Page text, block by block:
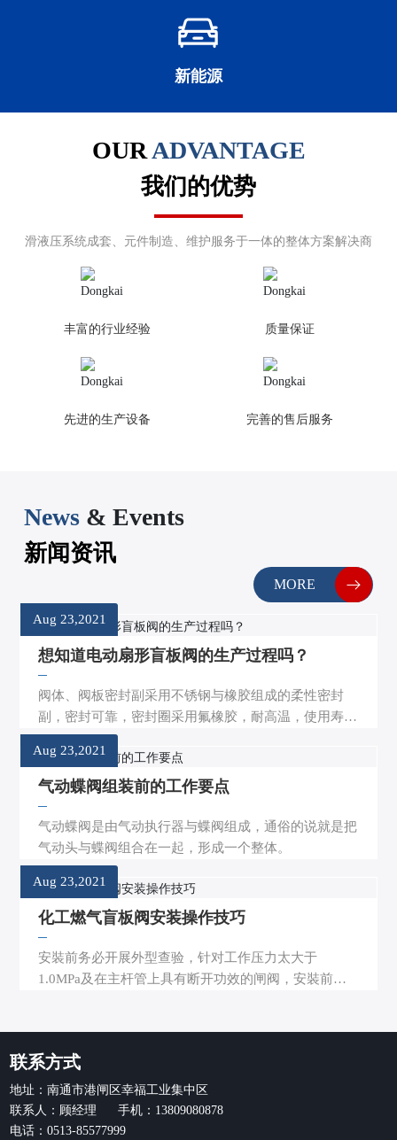
新能源
OURADVANTAGE
我们的优势
滑液压系统成套、元件制造、维护服务于一体的整体方案解决商
丰富的行业经验 质量保证
先进的生产设备 完善的售后服务
News& Events
新闻资讯
MORE
Aug 23,2021
想知道电动扇形盲板阀的生产过程吗？
阀体、阀板密封副采用不锈钢与橡胶组成的柔性密封
副，密封可靠，密封圈采用氟橡胶，耐高温，使用寿命
长。
Aug 23,2021
气动蝶阀组装前的工作要点
气动蝶阀是由气动执行器与蝶阀组成，通俗的说就是把
气动头与蝶阀组合在一起，形成一个整体。
Aug 23,2021
化工燃气盲板阀安装操作技巧
安裝前务必开展外型查验，针对工作压力太大于
1.0MPa及在主杆管上具有断开功效的闸阀，安裝前要
联系方式
地址：南通市港闸区幸福工业集中区
联系人：顾经理 手机：13809080878
电话：0513-85577999